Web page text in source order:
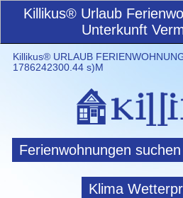
Killikus® Urlaub
Unterkunft
Killikus® URLAUB
1786242300.44 s)M
Ferienwohnungen suchen
Klima